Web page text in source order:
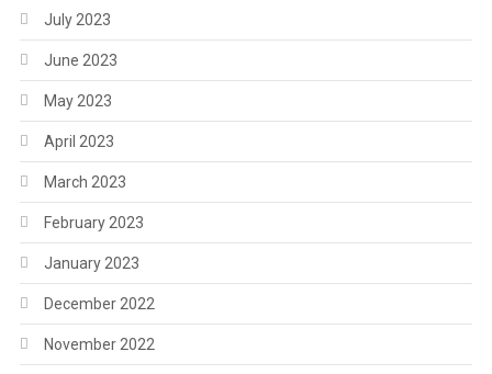
July 2023
June 2023
May 2023
April 2023
March 2023
February 2023
January 2023
December 2022
November 2022